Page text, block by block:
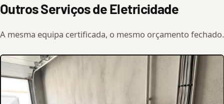
Outros Serviços de Eletricidade
A mesma equipa certificada, o mesmo orçamento fechado.